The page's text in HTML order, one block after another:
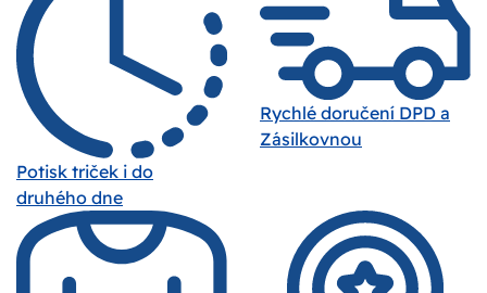
Potisk triček i do
druhého dne
Rychlé doručení DPD a
Zásilkovnou